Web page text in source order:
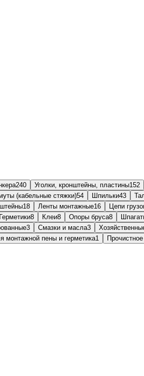
240 Уголки, кронштейны, пластины152
(кабельные стяжки)54 Шпильки43
18 Ленты монтажные16 Цепи
Герметики8 Клеи8 Опоры бруса8
3 Смазки и масла3
монтажной пены и герметика1